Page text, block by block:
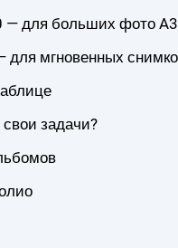
— для больших фото
для мгновенных
задачи?